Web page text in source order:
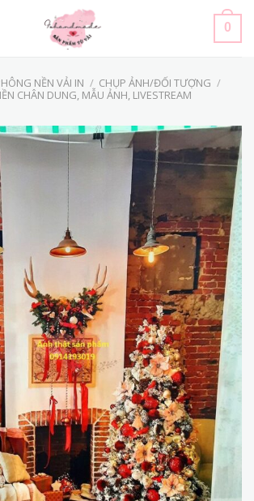
0
NỀN VẢI IN / CHỤP ẢNH/ĐỐI TƯỢNG /
CHÂN DUNG, MẪU ẢNH, LIVESTREAM